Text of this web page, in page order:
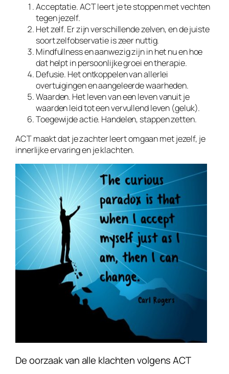
Acceptatie. ACT leert je te stoppen met vechten
tegen jezelf.
Het zelf. Er zijn verschillende zelven, en de juiste
soort zelfobservatie is zeer nuttig.
Mindfullness en aanwezig zijn in het nu en hoe
dat helpt in persoonlijke groei en therapie.
Defusie. Het ontkoppelen van allerlei
overtuigingen en aangeleerde waarheden.
Waarden. Het leven van een leven vanuit je
waarden leid tot een vervullend leven (geluk).
Toegewijde actie. Handelen, stappen zetten.
ACT maakt dat je zachter leert omgaan met jezelf, je
innerlijke ervaring en je klachten.
De oorzaak van alle klachten volgens ACT